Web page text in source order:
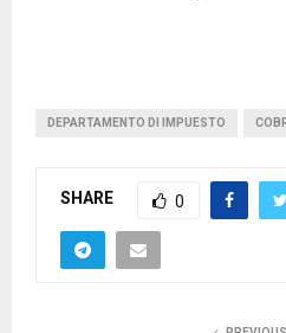
DEPARTAMENTO DI IMPUESTO
SHARE 0